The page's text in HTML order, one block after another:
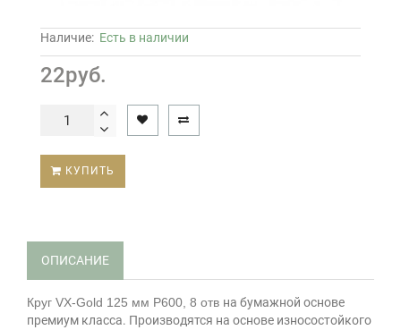
Наличие: Есть в наличии
22руб.
КУПИТЬ
ОПИСАНИЕ
Круг VX-Gold 125 мм P600, 8 отв на бумажной основе
премиум класса. Производятся на основе износостойкого